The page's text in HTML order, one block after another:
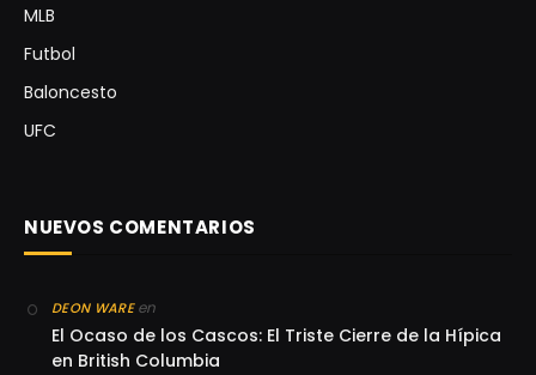
MLB
Futbol
Baloncesto
UFC
NUEVOS COMENTARIOS
DEON WAREen
El Ocaso de los Cascos: El Triste Cierre de la Hípica
en British Columbia